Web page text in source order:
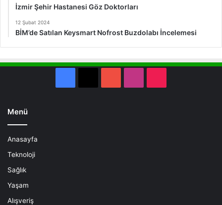
İzmir Şehir Hastanesi Göz Doktorları
12 Şubat 2024
BİM’de Satılan Keysmart Nofrost Buzdolabı İncelemesi
Menü
Anasayfa
Teknoloji
Sağlık
Yaşam
Alışveriş